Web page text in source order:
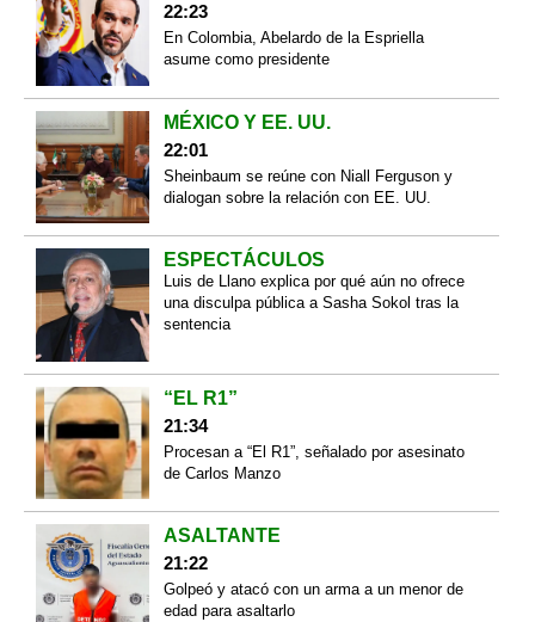
22:23
En Colombia, Abelardo de la Espriella
asume como presidente
MÉXICO Y EE. UU.
22:01
Sheinbaum se reúne con Niall Ferguson y
dialogan sobre la relación con EE. UU.
ESPECTÁCULOS
Luis de Llano explica por qué aún no ofrece
una disculpa pública a Sasha Sokol tras la
sentencia
“EL R1”
21:34
Procesan a “El R1”, señalado por asesinato
de Carlos Manzo
ASALTANTE
21:22
Golpeó y atacó con un arma a un menor de
edad para asaltarlo